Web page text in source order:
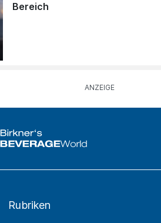
Bereich
Rubriken